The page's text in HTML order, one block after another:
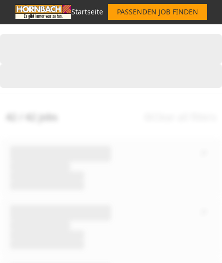
Startseite PASSENDEN JOB FINDEN
42 / 42 jobs